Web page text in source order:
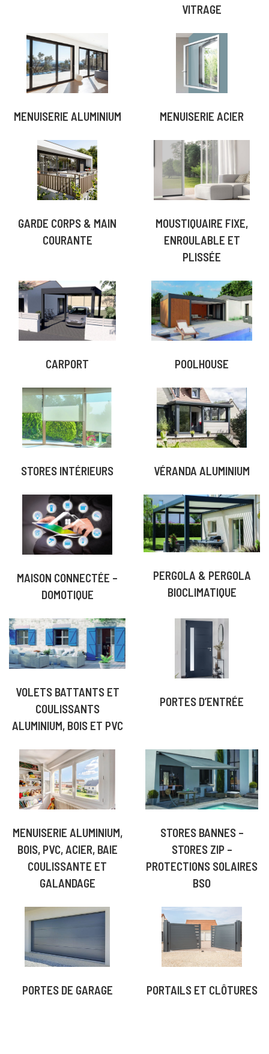
VITRAGE
MENUISERIE ALUMINIUM MENUISERIE ACIER
GARDE CORPS & MAIN
COURANTE
MOUSTIQUAIRE FIXE,
ENROULABLE ET
PLISSÉE
CARPORT POOLHOUSE
STORES INTÉRIEURS VÉRANDA ALUMINIUM
MAISON CONNECTÉE –
DOMOTIQUE
PERGOLA & PERGOLA
BIOCLIMATIQUE
VOLETS BATTANTS ET
COULISSANTS
ALUMINIUM, BOIS ET PVC
PORTES D’ENTRÉE
MENUISERIE ALUMINIUM,
BOIS, PVC, ACIER, BAIE
COULISSANTE ET
GALANDAGE
STORES BANNES –
STORES ZIP –
PROTECTIONS SOLAIRES
BSO
PORTES DE GARAGE PORTAILS ET CLÔTURES